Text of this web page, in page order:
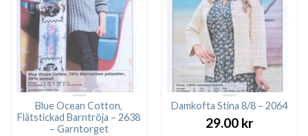
Blue Ocean Cotton,
Flätstickad Barntröja – 2638
– Garntorget
Damkofta Stina 8/8 – 2064
29.00 kr